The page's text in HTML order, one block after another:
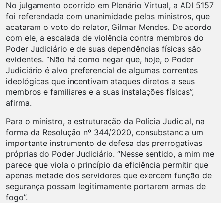
No julgamento ocorrido em Plenário Virtual, a ADI 5157
foi referendada com unanimidade pelos ministros, que
acataram o voto do relator, Gilmar Mendes. De acordo
com ele, a escalada de violência contra membros do
Poder Judiciário e de suas dependências físicas são
evidentes. “Não há como negar que, hoje, o Poder
Judiciário é alvo preferencial de algumas correntes
ideológicas que incentivam ataques diretos a seus
membros e familiares e a suas instalações físicas”,
afirma.
Para o ministro, a estruturação da Polícia Judicial, na
forma da Resolução nº 344/2020, consubstancia um
importante instrumento de defesa das prerrogativas
próprias do Poder Judiciário. “Nesse sentido, a mim me
parece que viola o princípio da eficiência permitir que
apenas metade dos servidores que exercem função de
segurança possam legitimamente portarem armas de
fogo”.